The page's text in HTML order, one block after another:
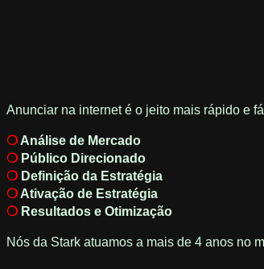
Anunciar na internet é o jeito mais rápido e
❍Análise de Mercado
❍Público Direcionado
❍Definição da Estratégia
❍Ativação de Estratégia
❍Resultados e Otimização
Nós da Stark atuamos a mais de 4 anos no